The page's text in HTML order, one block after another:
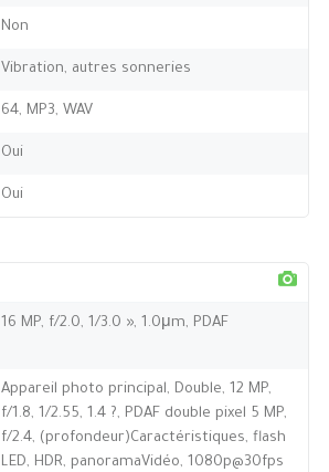
Non
Vibration, autres sonneries
64, MP3, WAV
Oui
Oui
16 MP, f/2.0, 1/3.0 », 1.0μm, PDAF
Appareil photo principal, Double, 12 MP,
f/1.8, 1/2.55, 1.4 ?, PDAF double pixel 5 MP,
f/2.4, (profondeur)Caractéristiques, flash
LED, HDR, panoramaVidéo, 1080p@30fps